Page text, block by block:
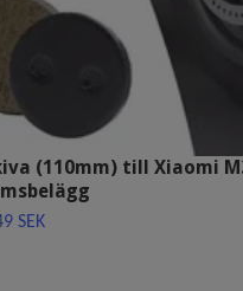
(110mm) till Xiaomi
SEK